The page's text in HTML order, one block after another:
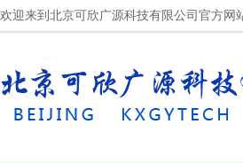
欢迎来到北京可欣广源科技有限公司官方